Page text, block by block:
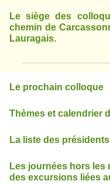
Le siège des
chemin de
Lauragais.
Le prochain colloque
Thèmes et calendrier
La liste des présidents
Les journées hors
des excursions liées